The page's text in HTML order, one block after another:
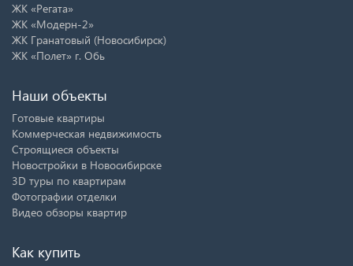
ЖК «Регата»
ЖК «Модерн-2»
ЖК Гранатовый (Новосибирск)
ЖК «Полет» г. Обь
Наши объекты
Готовые квартиры
Коммерческая недвижимость
Строящиеся объекты
Новостройки в Новосибирске
3D туры по квартирам
Фотографии отделки
Видео обзоры квартир
Как купить